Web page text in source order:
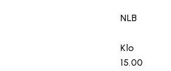
NLB
Klo
15.00